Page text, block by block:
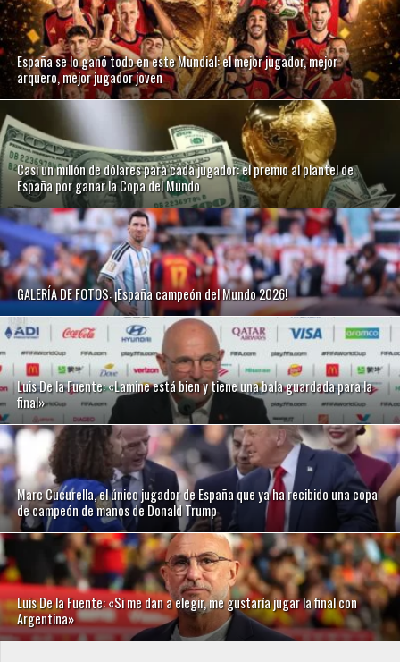
España se lo ganó todo en este Mundial: el mejor jugador, mejor
arquero, mejor jugador joven
Casi un millón de dólares para cada jugador: el premio al plantel de
España por ganar la Copa del Mundo
GALERÍA DE FOTOS: ¡España campeón del Mundo 2026!
Luis De la Fuente: «Lamine está bien y tiene una bala guardada para la
final»
Marc Cucurella, el único jugador de España que ya ha recibido una copa
de campeón de manos de Donald Trump
Luis De la Fuente: «Si me dan a elegir, me gustaría jugar la final con
Argentina»